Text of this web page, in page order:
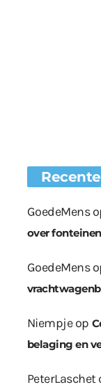
GoedeMens
over
GoedeMens
Niempjeop
belaging en
PeterLaschet